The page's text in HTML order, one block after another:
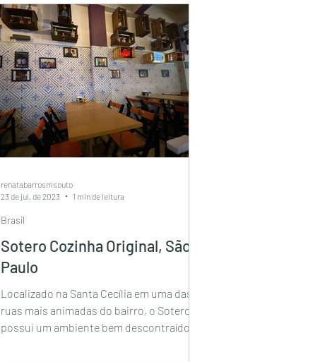
Sotero Cozinha Original, São
Paulo
Localizado na Santa Cecília em uma das
ruas mais animadas do bairro, o Sotero
possui um ambiente bem descontraído e é
Brasil
renatabarrosmsouto
23 de jul. de 2023
1 min de leitura